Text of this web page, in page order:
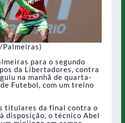
Palmeiras)
para o segundo
da Libertadores, contra
na manhã de quarta-
Futebol, com um treino
titulares da final contra o
disposição, o técnico Abel